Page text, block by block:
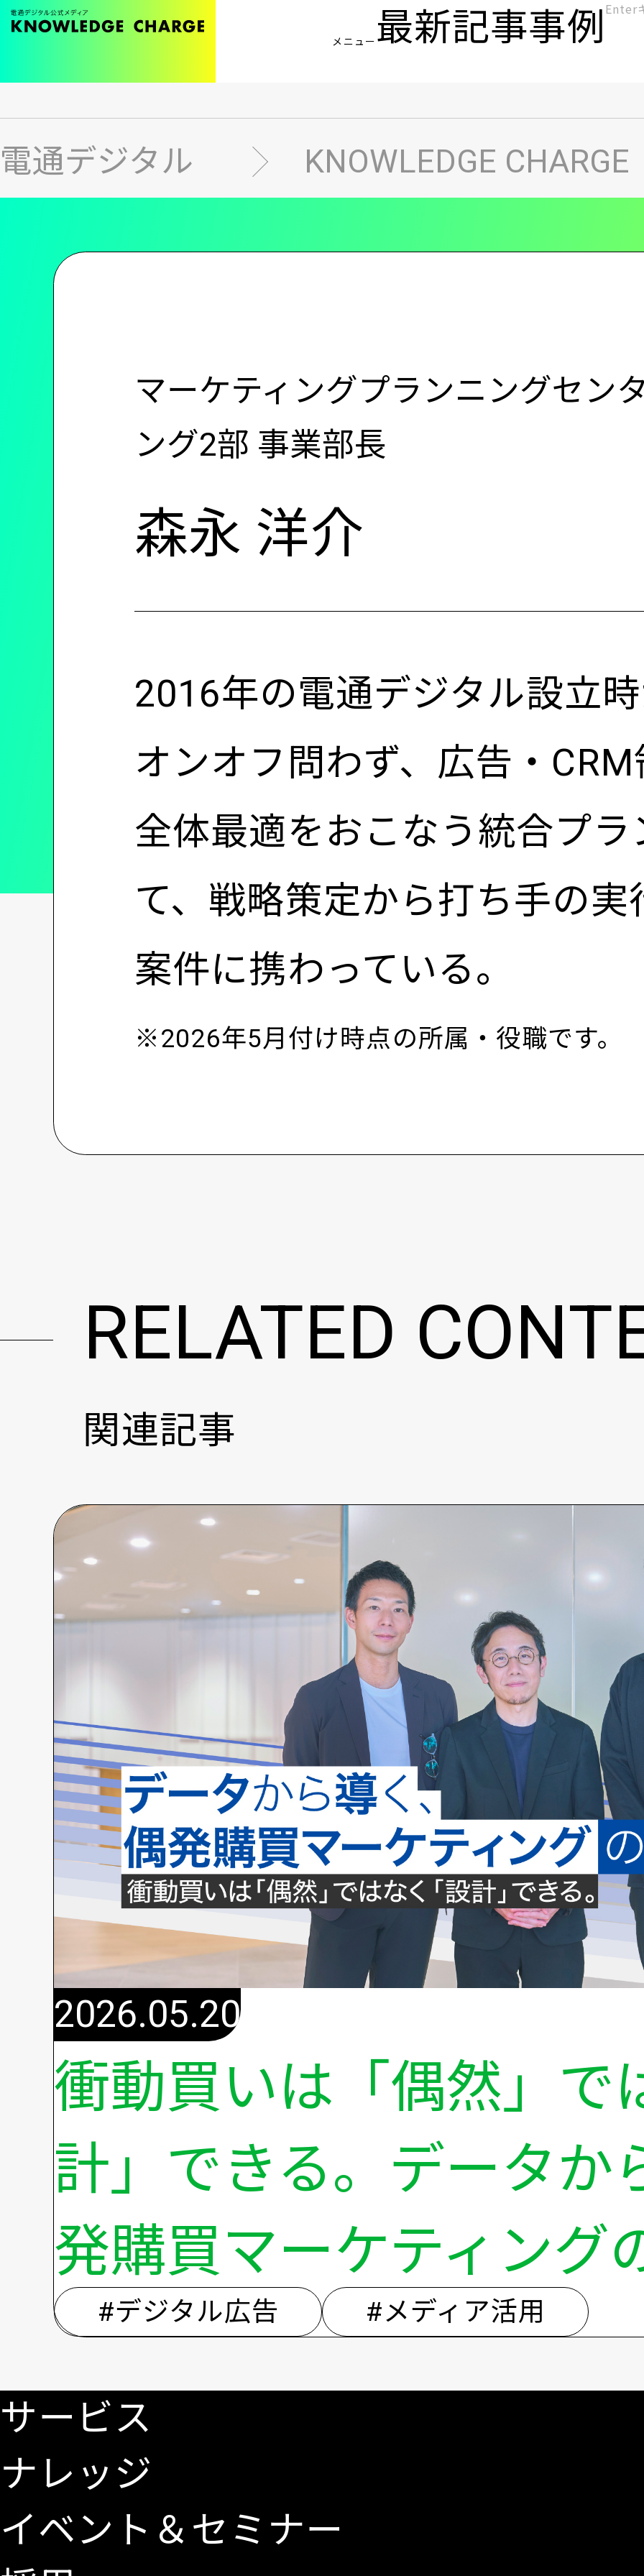
メ
イ
ン
コ
メニュー [KC]
ヘ
ッ
ー
-
イ
ン
最新記事事例
電通デジタル KNOWLEDGE CHARGE
森永 洋介
マーケティングプランニングセン
ング2部 事業部長
2016年の電通デジタル設立
オンオフ問わず、広告・
全体最適をおこなう統合プラ
て、戦略策定から打ち手の実
案件に携わっている。
※2026年5月付け時点の所属・役職です。
RELATED
関連記事
衝動買いは「偶然」で
計」できる。データか
発購買マーケティング
2026.05.20
#デジタル広告 #メディア活用
サービス
ナレッジ
イベント＆セミナー